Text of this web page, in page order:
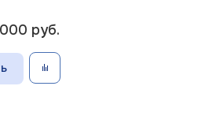
руб.